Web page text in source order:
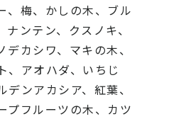
、梅、かしの木、ブル
ンテン、クスノキ、
カシワ、マキの木、
、アオハダ、いちじ
ンアカシア、紅葉、
プフルーツの木、カツ